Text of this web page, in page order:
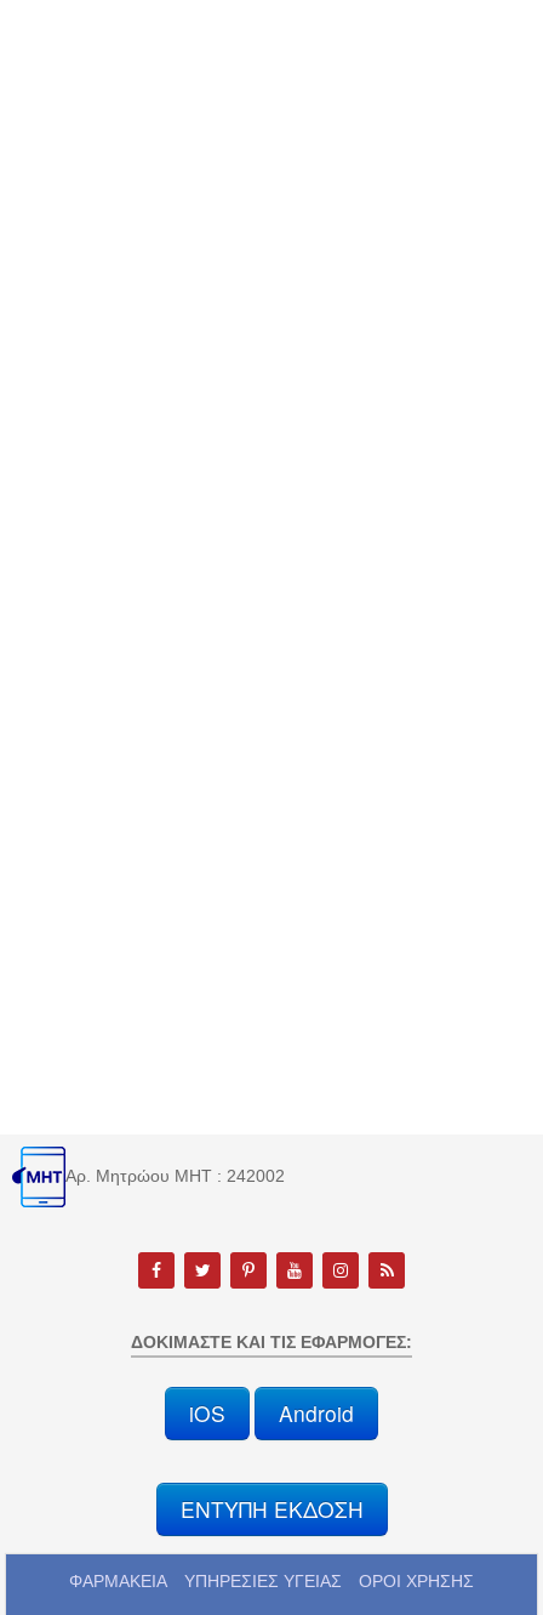
Αρ. Μητρώου MHT : 242002
ΔΟΚΙΜΆΣΤΕ ΚΑΙ ΤΙΣ ΕΦΑΡΜΟΓΈΣ:
iOS Android
ΕΝΤΥΠΗ ΕΚΔΟΣΗ
ΦΑΡΜΑΚΕΙΑ ΥΠΗΡΕΣΙΕΣ ΥΓΕΙΑΣ ΟΡΟΙ ΧΡΗΣΗΣ